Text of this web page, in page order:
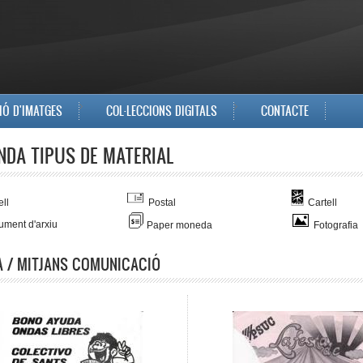
D'IMATGES COL·LECCIONS DIGITALS CONTACTE
TIPUS DE MATERIAL
Postal Cartell
d'arxiu
Paper moneda Fotografia
/ MITJANS COMUNICACIÓ